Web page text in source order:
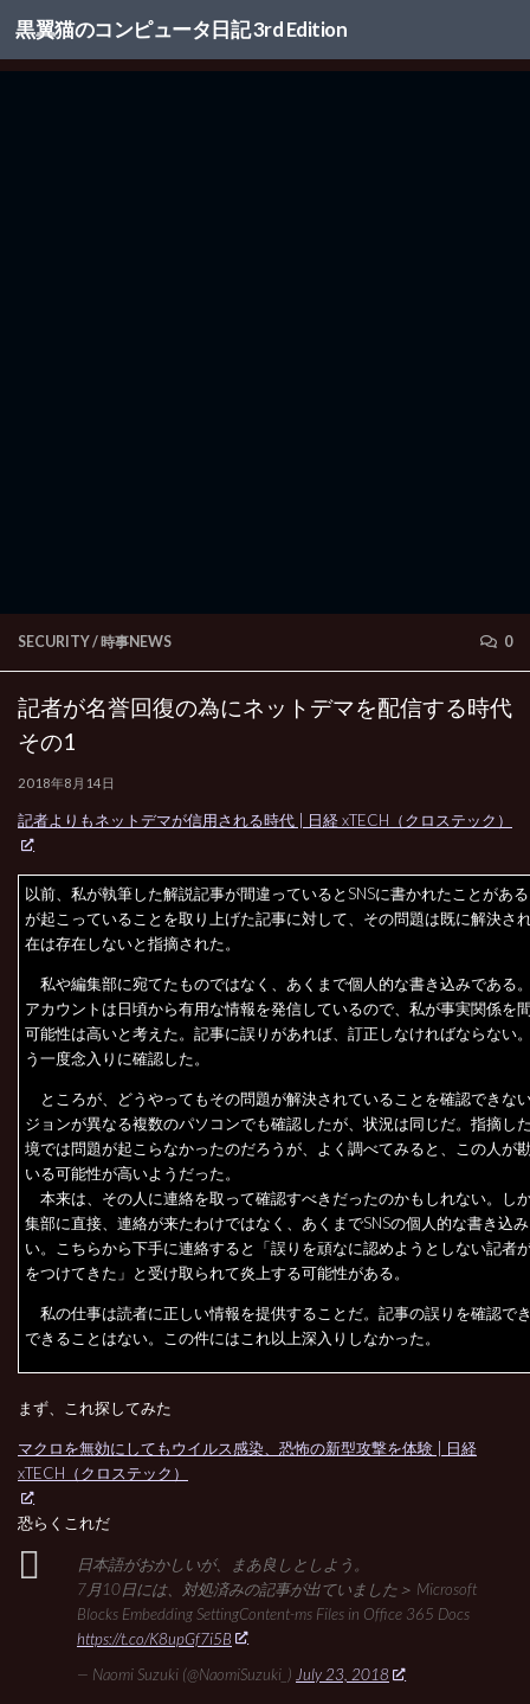
コンテンツへスキップ
黒翼猫のコンピュータ日記 3rd Edition
SECURITY/時事NEWS 0
記者が名誉回復の為にネットデマを配信する時代
その1
2018年8月14日
記者よりもネットデマが信用される時代 | 日経 xTECH（クロステック）
以前、私が執筆した解説記事が間違っているとSNSに書かれたことがあ
が起こっていることを取り上げた記事に対して、その問題は既に解決さ
在は存在しないと指摘された。
私や編集部に宛てたものではなく、あくまで個人的な書き込みである
アカウントは日頃から有用な情報を発信しているので、私が事実関係を
可能性は高いと考えた。記事に誤りがあれば、訂正しなければならない
う一度念入りに確認した。
ところが、どうやってもその問題が解決されていることを確認できな
ジョンが異なる複数のパソコンでも確認したが、状況は同じだ。指摘し
境では問題が起こらなかったのだろうが、よく調べてみると、この人が
いる可能性が高いようだった。
本来は、その人に連絡を取って確認すべきだったのかもしれない。し
集部に直接、連絡が来たわけではなく、あくまでSNSの個人的な書き込
い。こちらから下手に連絡すると「誤りを頑なに認めようとしない記者
をつけてきた」と受け取られて炎上する可能性がある。
私の仕事は読者に正しい情報を提供することだ。記事の誤りを確認で
できることはない。この件にはこれ以上深入りしなかった。
まず、これ探してみた
マクロを無効にしてもウイルス感染、恐怖の新型攻撃を体験 | 日経
xTECH（クロステック）
恐らくこれだ
日本語がおかしいが、まあ良しとしよう。
7月10日には、対処済みの記事が出ていました＞ Microsoft
Blocks Embedding SettingContent-ms Files in Office 365 Docs
https://t.co/K8upGf7i5B
— Naomi Suzuki (@NaomiSuzuki_) July 23, 2018